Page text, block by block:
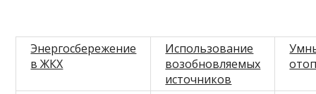
Энергосбережение
в ЖКХ
Использование
возобновляемых
источников